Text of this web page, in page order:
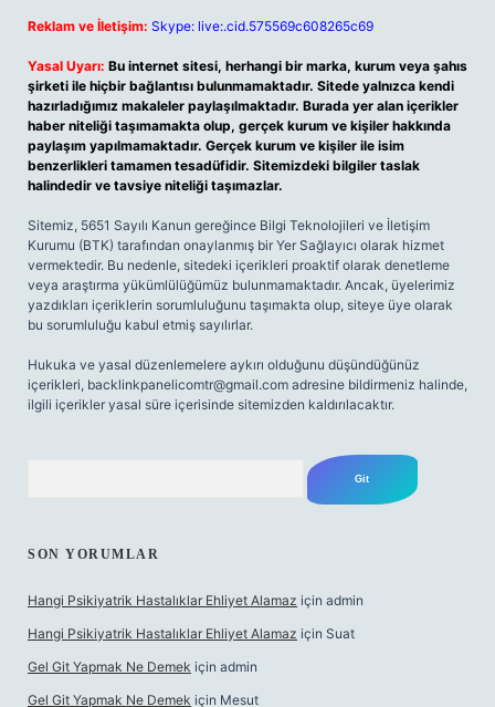
Reklam ve İletişim: Skype: live:.cid.575569c608265c69
Yasal Uyarı: Bu internet sitesi, herhangi bir marka, kurum veya şahıs
şirketi ile hiçbir bağlantısı bulunmamaktadır. Sitede yalnızca kendi
hazırladığımız makaleler paylaşılmaktadır. Burada yer alan içerikler
haber niteliği taşımamakta olup, gerçek kurum ve kişiler hakkında
paylaşım yapılmamaktadır. Gerçek kurum ve kişiler ile isim
benzerlikleri tamamen tesadüfidir. Sitemizdeki bilgiler taslak
halindedir ve tavsiye niteliği taşımazlar.
Sitemiz, 5651 Sayılı Kanun gereğince Bilgi Teknolojileri ve İletişim
Kurumu (BTK) tarafından onaylanmış bir Yer Sağlayıcı olarak hizmet
vermektedir. Bu nedenle, sitedeki içerikleri proaktif olarak denetleme
veya araştırma yükümlülüğümüz bulunmamaktadır. Ancak, üyelerimiz
yazdıkları içeriklerin sorumluluğunu taşımakta olup, siteye üye olarak
bu sorumluluğu kabul etmiş sayılırlar.
Hukuka ve yasal düzenlemelere aykırı olduğunu düşündüğünüz
içerikleri, backlinkpanelicomtr@gmail.com adresine bildirmeniz halinde,
ilgili içerikler yasal süre içerisinde sitemizden kaldırılacaktır.
SON YORUMLAR
Hangi Psikiyatrik Hastalıklar Ehliyet Alamaz için admin
Hangi Psikiyatrik Hastalıklar Ehliyet Alamaz için Suat
Gel Git Yapmak Ne Demek için admin
Gel Git Yapmak Ne Demek için Mesut